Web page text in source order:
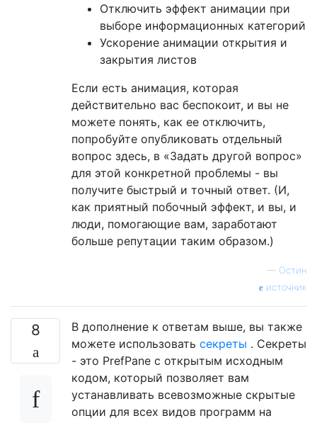
Отключить эффект анимации при
выборе информационных категорий
Ускорение анимации открытия и
закрытия листов
Если есть анимация, которая
действительно вас беспокоит, и вы не
можете понять, как ее отключить,
попробуйте опубликовать отдельный
вопрос здесь, в «Задать другой вопрос»
для этой конкретной проблемы - вы
получите быстрый и точный ответ. (И,
как приятный побочный эффект, и вы, и
люди, помогающие вам, заработают
больше репутации таким образом.)
— Остин
источник
8
В дополнение к ответам выше, вы также
можете использовать секреты . Секреты
- это PrefPane с открытым исходным
кодом, который позволяет вам
устанавливать всевозможные скрытые
опции для всех видов программ на